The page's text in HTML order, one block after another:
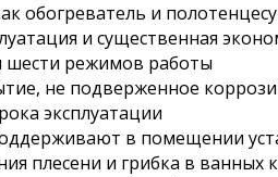
обогреватель и
и существенная
шести режимов работы
не подверженное
эксплуатации
в помещении
плесени и грибка в ванных